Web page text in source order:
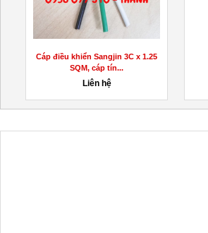
Cáp điều khiển Sangjin 3C x 1.25
SQM, cáp tín...
Liên hệ